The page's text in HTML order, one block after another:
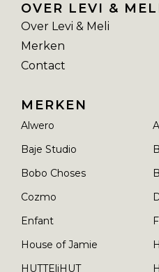
OVER LEVI &
Over Levi & Meli
Merken
Contact
MERKEN
Alwero
Baje Studio
Bobo Choses
Cozmo
Enfant
House of Jamie
HUTTEliHUT